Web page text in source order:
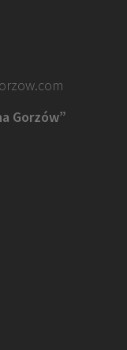
Gorzów”